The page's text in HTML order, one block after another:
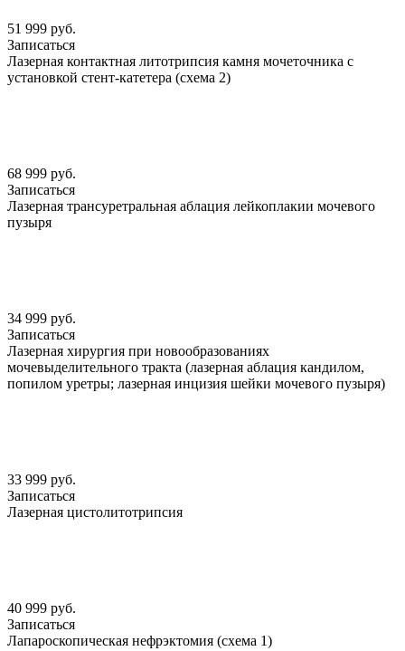
51 999 руб.
Записаться
Лазерная контактная литотрипсия камня мочеточника с
установкой стент-катетера (схема 2)
68 999 руб.
Записаться
Лазерная трансуретральная аблация лейкоплакии мочевого
пузыря
34 999 руб.
Записаться
Лазерная хирургия при новообразованиях
мочевыделительного тракта (лазерная аблация кандилом,
попилом уретры; лазерная инцизия шейки мочевого пузыря)
33 999 руб.
Записаться
Лазерная цистолитотрипсия
40 999 руб.
Записаться
Лапароскопическая нефрэктомия (схема 1)